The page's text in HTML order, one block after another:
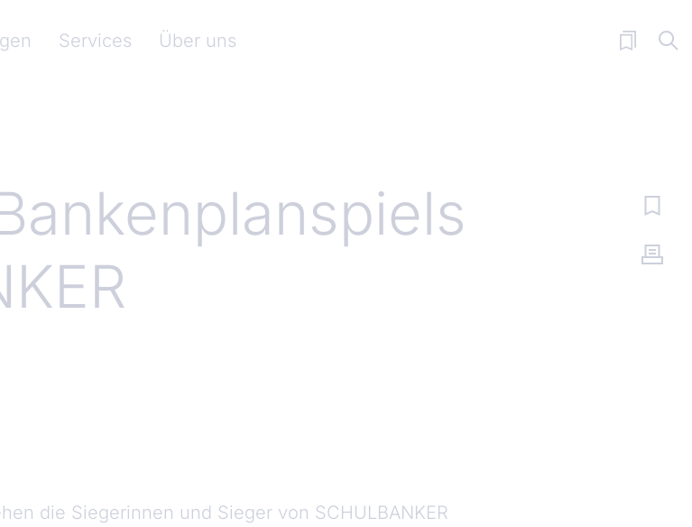
Services Über uns
die Siegerinnen und Sieger von SCHULBANKER